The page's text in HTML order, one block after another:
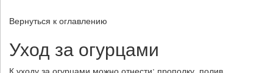
Вернуться к оглавлению
Уход за огурцами
К уходу за огурцами можно отнести: прополку, полив,